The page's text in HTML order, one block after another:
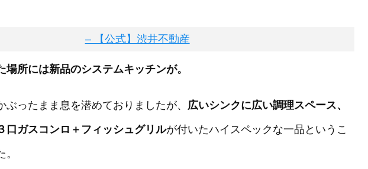
場所には新品のシステムキッチンが。
ぶったまま息を潜めておりましたが、 広いシンクに広い調理スペース、
口ガスコンロ＋フィッシュグリルが付いたハイスペックな一品というこ